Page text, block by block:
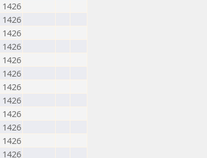
1426
1426
1426
1426
1426
1426
1426
1426
1426
1426
1426
1426